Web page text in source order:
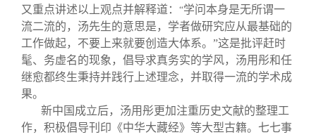
又重点讲述以上观点并解释道： “学问本身是无所谓一
流二流的，汤先生的意思是，学者做研究应从最基础的
工作做起，不要上来就要创造大体系。”这是批评赶时
髦、务虚名的现象，倡导求真务实的学风，汤用彤和任
继愈都终生秉持并践行上述理念，并取得一流的学术成
果。
新中国成立后，汤用彤更加注重历史文献的整理工
作，积极倡导刊印《中华大藏经》等大型古籍。七七事